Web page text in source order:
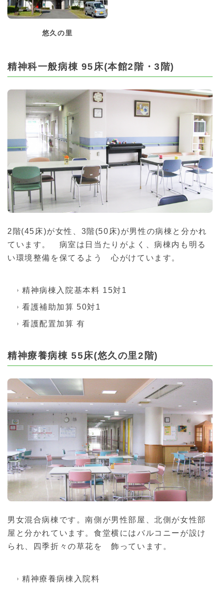
悠久の里
精神科一般病棟 95床(本館2階・3階)
2階(45床)が女性、3階(50床)が男性の病棟と分かれ
ています。 病室は日当たりがよく、病棟内も明る
い環境整備を保てるよう 心がけています。
精神病棟入院基本料 15対1
看護補助加算 50対1
看護配置加算 有
精神療養病棟 55床(悠久の里2階)
男女混合病棟です。南側が男性部屋、北側が女性部
屋と分かれています。食堂横にはバルコニーが設け
られ、四季折々の草花を 飾っています。
精神療養病棟入院料